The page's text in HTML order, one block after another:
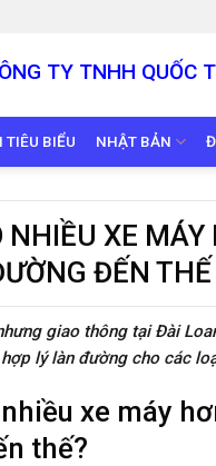
TY TNHH QUỐC
TIÊU BIỂU NHẬT BẢN
XE
ĐẾN THẾ
giao thông tại Đài
lý làn đường cho các
xe máy
thế?